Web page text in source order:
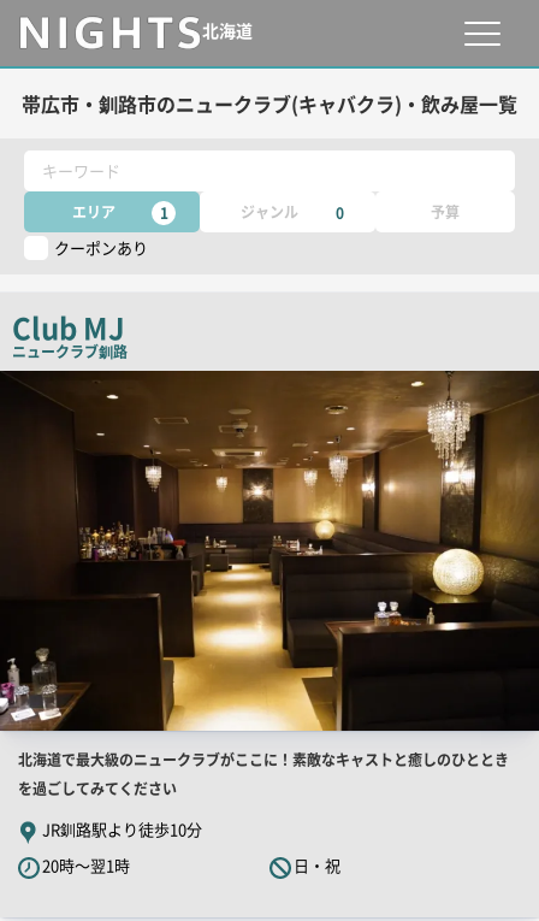
北海道
帯広市・釧路市のニュークラブ(キャバクラ)・飲み屋一覧
キーワード
エリア 1 ジャンル 0 予算
クーポンあり
Club MJ
ニュークラブ釧路
検
店
舗
PR
キ
ャ
北海道で最大級のニュークラブがここに！素敵なキャストと癒しのひととき
を過ごしてみてください
JR釧路駅より徒歩10分
20時～翌1時
日・祝